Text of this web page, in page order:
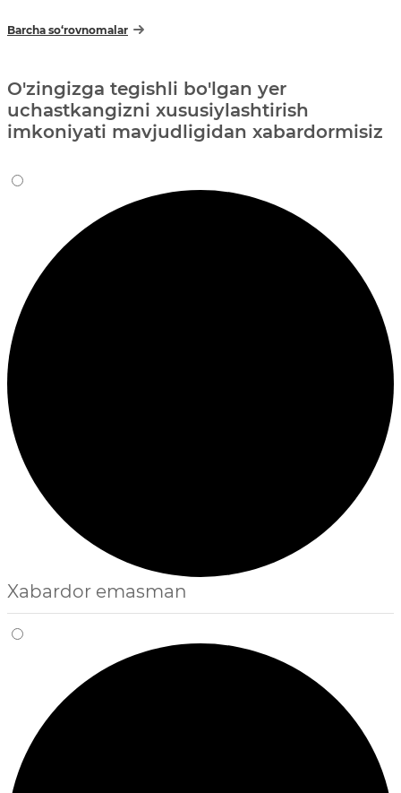
Barcha so‘rovnomalar
O'zingizga tegishli bo'lgan yer
uchastkangizni xususiylashtirish
imkoniyati mavjudligidan xabardormisiz
Xabardor emasman